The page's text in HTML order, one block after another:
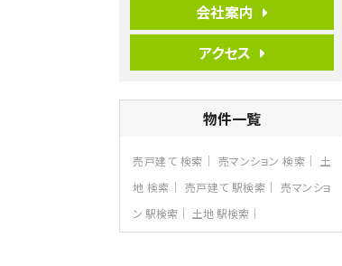
リビングダイニング部分の床暖房完備 車
並列2台駐…
4ＬＤＫ
さがみ野駅
る広さ…
第8位
3,598万円
4ＬＤＫ
会社案内
アクセス
物件一覧
売戸建て 検索 売マンション 検索
土
地 検索
売戸建て 駅検索
売マンショ
ン 駅検索
土地 駅検索